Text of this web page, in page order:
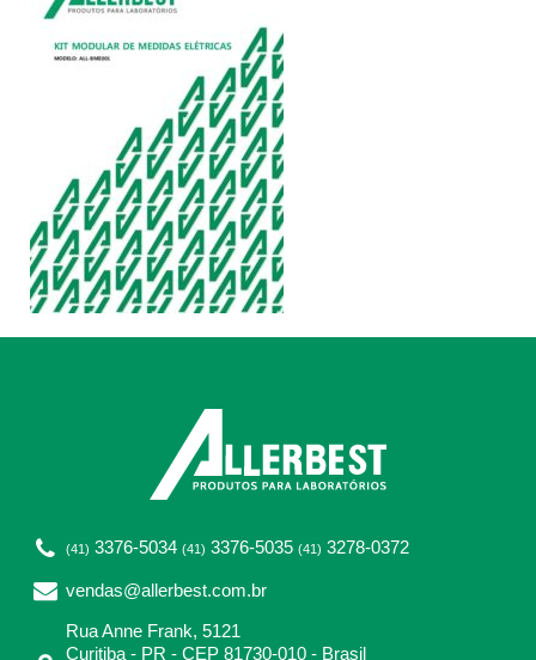
(41) 3376-5034 (41) 3376-5035 (41) 3278-0372
vendas@allerbest.com.br
Rua Anne Frank, 5121
Curitiba - PR - CEP 81730-010 - Brasil